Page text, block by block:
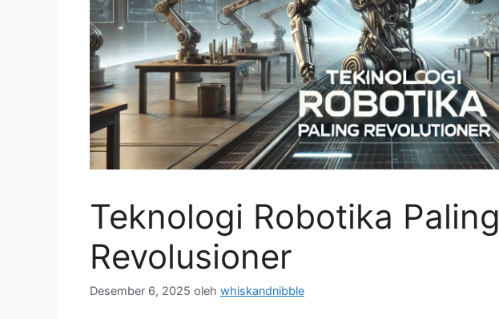
Teknologi Robotika Paling
Revolusioner
Desember 6, 2025 oleh whiskandnibble